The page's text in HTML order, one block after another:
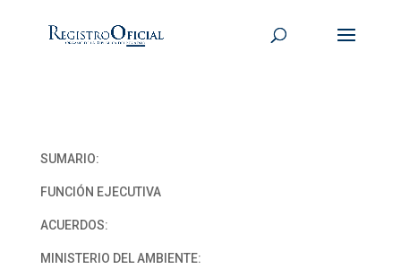
SUMARIO:
FUNCIÓN EJECUTIVA
ACUERDOS:
MINISTERIO DEL AMBIENTE: